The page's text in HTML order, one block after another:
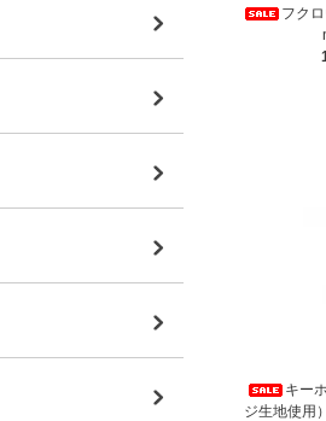
フク
キー
ジ生地使用